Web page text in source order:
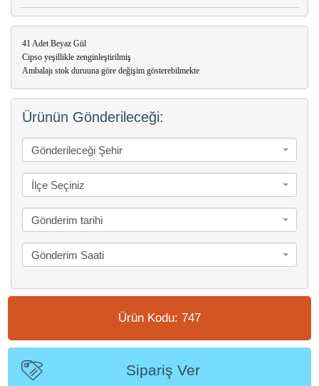
41 Adet Beyaz Gül
Cipso yeşillikle zenginleştirilmiş
Ambalajı stok duruuna göre değişim gösterebilmekte
Ürünün Gönderileceği:
Gönderileceği Şehir
İlçe Seçiniz
Gönderim tarihi
Gönderim Saati
Ürün Kodu: 747
Sipariş Ver